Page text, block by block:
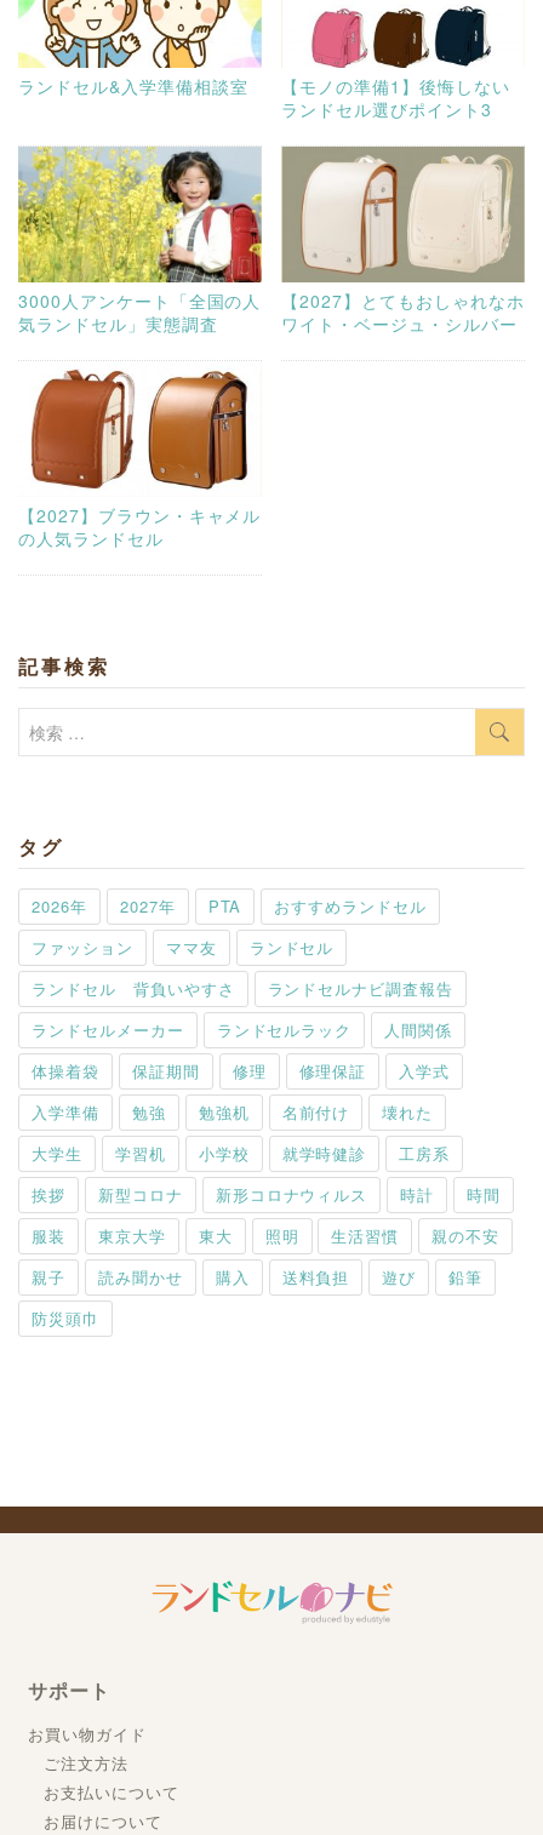
ランドセル&入学準備相談室
【モノの準備1】後悔しない
ランドセル選びポイント3
3000人アンケート「全国の人
気ランドセル」実態調査
【2027】とてもおしゃれなホ
ワイト・ベージュ・シルバー
【2027】ブラウン・キャメル
の人気ランドセル
記事検索
検
タグ
2026年 2027年 PTA
おすすめランドセル
ファッション
ママ友
ランドセル
ランドセル 背負いやすさ
ランドセルナビ調査報告
ランドセルメーカー
ランドセルラック
人間関係
体操着袋
保証期間 修理 修理保証
入学式
入学準備
勉強 勉強机 名前付け
壊れた
大学生
学習机 小学校 就学時健診
工房系
挨拶
新型コロナ 新形コロナウィルス 時計
時間
服装
東京大学 東大 照明 生活習慣
親の不安
親子
読み聞かせ 購入 送料負担 遊び
鉛筆
防災頭巾
サポート
お買い物ガイド
ご注文方法
お支払いについて
お届けについて